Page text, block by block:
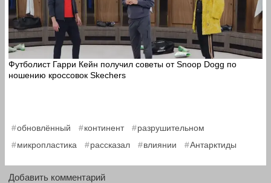
Футболист Гарри Кейн получил советы от Snoop Dogg по
ношению кроссовок Skechers
обновлённый континент разрушительном
микропластика рассказал влиянии Антарктиды
Добавить комментарий